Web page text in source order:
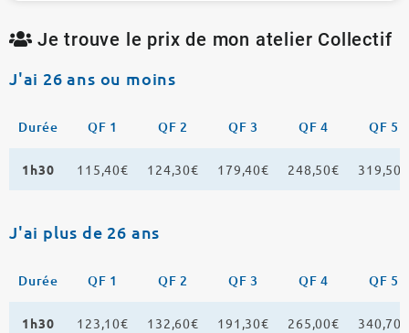
Je trouve le prix de mon atelier Collectif
J'ai 26 ans ou moins
Durée QF 1 QF 2 QF 3 QF 4 QF 5
1h30 115,40€ 124,30€ 179,40€ 248,50€ 319,50€
J'ai plus de 26 ans
Durée QF 1 QF 2 QF 3 QF 4 QF 5
1h30 123,10€ 132,60€ 191,30€ 265,00€ 340,70€